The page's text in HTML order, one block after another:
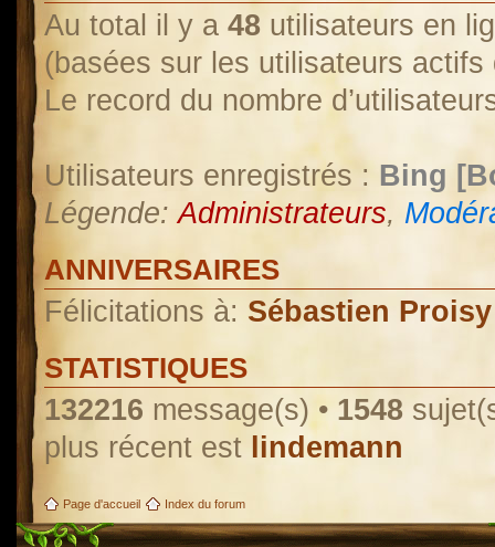
Au total il y a 48 utilisateurs en
(basées sur les utilisateurs
Le record du nombre
Utilisateurs enregistrés : Bing
Légende:Administrateurs,
ANNIVERSAIRES
Félicitations à: Sébastien Proisy
STATISTIQUES
132216 message(s) • 1548
plus récent est lindemann
Page d'accueil Index du forum